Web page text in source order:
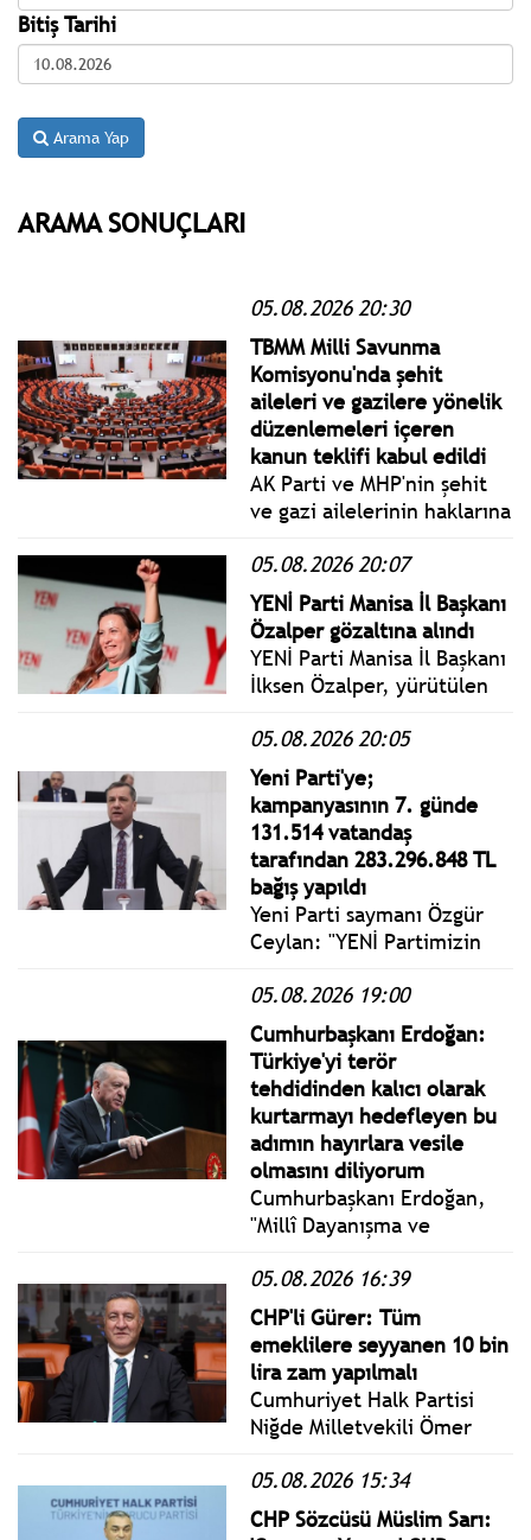
Bitiş Tarihi
Arama Yap
ARAMA SONUÇLARI
05.08.2026 20:30
TBMM Milli Savunma
Komisyonu'nda şehit
aileleri ve gazilere yönelik
düzenlemeleri içeren
kanun teklifi kabul edildi
AK Parti ve MHP'nin şehit
ve gazi ailelerinin haklarına
sunduğu dokuz maddelik
Bazı Kanunlarda Değişiklik
Yapılmasına Dair Kanun
Teklifi kabul edildi.
05.08.2026 20:07
YENİ Parti Manisa İl Başkanı
Özalper gözaltına alındı
YENİ Parti Manisa İl Başkanı
İlksen Özalper, yürütülen
gözaltına alındı.
05.08.2026 20:05
Yeni Parti'ye;
kampanyasının 7. günde
131.514 vatandaş
tarafından 283.296.848 TL
bağış yapıldı
Yeni Parti saymanı Özgür
Ceylan: "YENİ Partimizin
günde 131.514
vatandaşımız tarafından
283.296.848 TL bağışta
bulunulmuştur."
05.08.2026 19:00
Cumhurbaşkanı Erdoğan:
Türkiye'yi terör
tehdidinden kalıcı olarak
kurtarmayı hedefleyen bu
adımın hayırlara vesile
olmasını diliyorum
Cumhurbaşkanı Erdoğan,
"Millî Dayanışma ve
Güçlendirilmesine Dair
Kanun Teklifi"nin TBMM’ye
sunulmasına ilişkin
değerlendirmede bulundu.
05.08.2026 16:39
CHP'li Gürer: Tüm
emeklilere seyyanen 10 bin
lira zam yapılmalı
Cumhuriyet Halk Partisi
Niğde Milletvekili Ömer
Kurulu'nda yaptığı
konuşmada emeklilerin
05.08.2026 15:34
CHP Sözcüsü Müslim Sarı: